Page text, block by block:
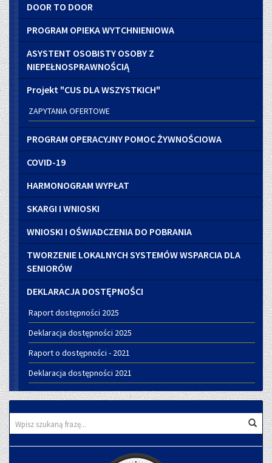
DOOR TO DOOR
PROGRAM OPIEKA WYTCHNIENIOWA
ASYSTENT OSOBISTY OSOBY Z
NIEPEŁNOSPRAWNOŚCIĄ
Projekt "CUS DLA WSZYSTKICH"
ZAPYTANIA OFERTOWE
PROGRAM OPERACYJNY POMOC ŻYWNOŚCIOWA
COVID-19
HARMONOGRAM WYPŁAT
SKARGI I WNIOSKI
WNIOSKI I OŚWIADCZENIA DO POBRANIA
TWORZENIE LOKALNYCH SYSTEMÓW WSPARCIA DLA
SENIORÓW
DEKLARACJA DOSTĘPNOŚCI
Raport dostępności 2025
Deklaracja dostępności 2025
Raport o dostępności - 2021
Deklaracja dostępności 2021
Wyszukiwarka